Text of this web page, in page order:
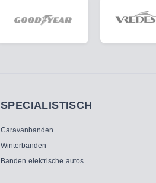
SPECIALISTISCH
Caravanbanden
Winterbanden
Banden elektrische autos